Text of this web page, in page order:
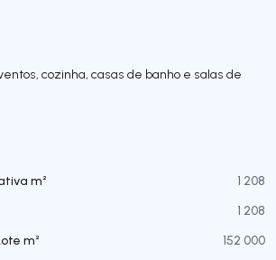
cozinha, casas de banho e salas de
m²
1 208
1 208
m²
152 000